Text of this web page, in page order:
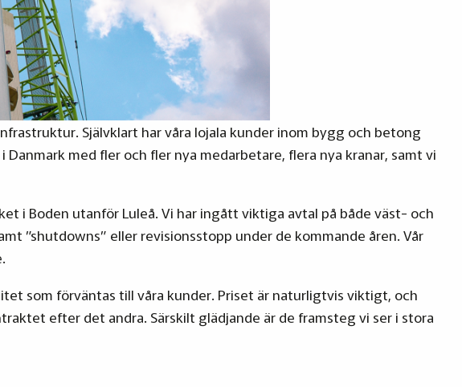
Självklart har våra lojala kunder inom bygg och betong
med fler och fler nya medarbetare, flera nya kranar, samt vi
i Boden utanför Luleå. Vi har ingått viktiga avtal på både väst- och
”shutdowns” eller revisionsstopp under de kommande åren. Vår
som förväntas till våra kunder. Priset är naturligtvis viktigt, och
efter det andra. Särskilt glädjande är de framsteg vi ser i stora